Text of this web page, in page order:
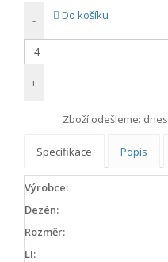
-
+
Do košíku
Zboží odešleme: dnes
Specifikace Popis
Výrobce:
Dezén:
Rozměr:
LI: